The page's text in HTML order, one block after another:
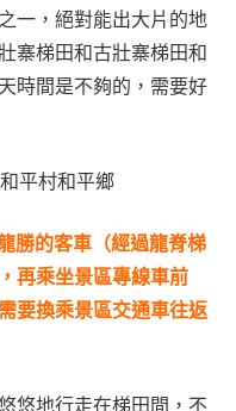
一，絕對能出大片的地
寨梯田和古壯寨梯田和
時間是不夠的，需要好
平村和平鄉
勝的客車（經過龍脊梯
再乘坐景區專線車前
要換乘景區交通車往返
悠地行走在梯田間，不